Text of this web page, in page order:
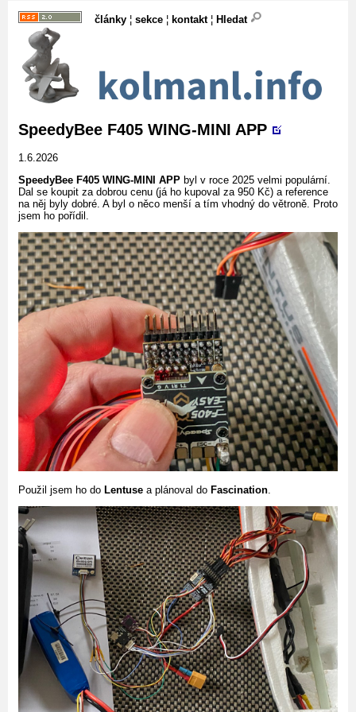
články ¦ sekce ¦ kontakt¦ Hledat
SpeedyBee F405 WING-MINI APP
1.6.2026
SpeedyBee F405 WING-MINI APP byl v roce 2025 velmi populární.
Dal se koupit za dobrou cenu (já ho kupoval za 950 Kč) a reference
na něj byly dobré. A byl o něco menší a tím vhodný do větroně. Proto
jsem ho pořídil.
Použil jsem ho do Lentuse a plánoval do Fascination.